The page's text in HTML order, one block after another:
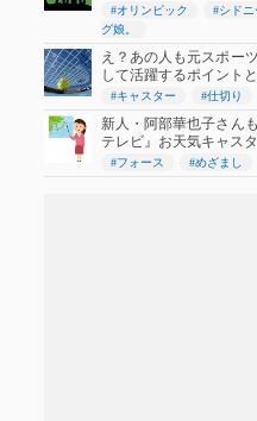
#オリンピック #シドニ
グ娘。
え？あの人も元スポー
して活躍するポイント
#キャスター #仕切り
新人・阿部華也子さん
テレビ』お天気キャス
#フォース #めざまし